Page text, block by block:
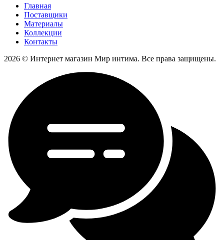
Главная
Поставщики
Материалы
Коллекции
Контакты
2026 © Интернет магазин Мир интима. Все права защищены.